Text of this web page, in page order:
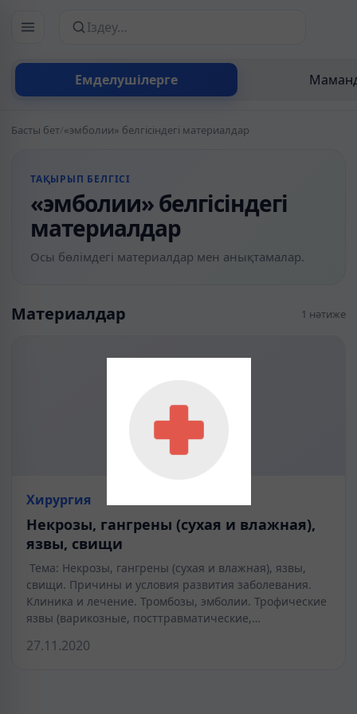
Емделушілерге
Сайттан іздеу
Басты бет/«эмболии» белгісіндегі материалдар
ТАҚЫРЫП БЕЛГІСІ
«эмболии» белгісіндегі
материалдар
Осы бөлімдегі материалдар мен анықтамалар.
Материалдар 1 нәтиже
Хирургия
Некрозы, гангрены (сухая и влажная),
язвы, свищи
Тема: Некрозы, гангрены (сухая и влажная), язвы,
свищи. Причины и условия развития заболевания.
Клиника и лечение. Тромбозы, эмболии. Трофические
язвы (варикозные, посттравматические,…
27.11.2020